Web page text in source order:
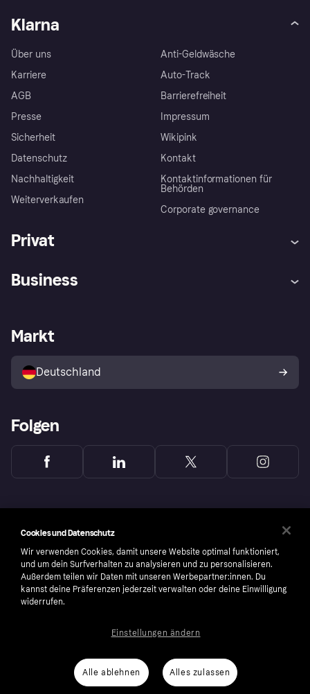
Klarna
Über uns
Karriere
AGB
Presse
Sicherheit
Datenschutz
Nachhaltigkeit
Weiterverkaufen
Anti-Geldwäsche
Auto-Track
Barrierefreiheit
Impressum
Wikipink
Kontakt
Kontaktinformationen für
Behörden
Corporate governance
Privat
Klarna App
Shops entdecken
Käuferschutzrichtlinie
Dein Widerrufsrecht
Business
Händlerportal
Markt
Deutschland
Folgen
Copyright © 2005-2026 Klarna Bank AB (publ). Headquarters: Stockholm, Sweden. All
Nutzungsbedingungen CookiesKlarna.com
Cookies und Datenschutz
Wir verwenden Cookies, damit unsere Website optimal funktioniert,
und um dein Surfverhalten zu analysieren und zu personalisieren.
Außerdem teilen wir Daten mit unseren Werbepartner:innen. Du
kannst deine Präferenzen jederzeit verwalten oder deine Einwilligung
widerrufen.
Alle ablehnen Alles zulassen
Einstellungen ändern